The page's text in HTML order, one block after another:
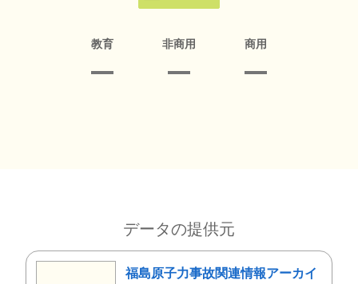
教育 非商用 商用
データの提供元
福島原子力事故関連情報アーカイ